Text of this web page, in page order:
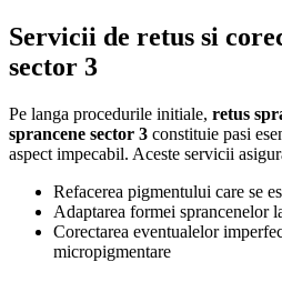
Servicii de retus si
sector 3
Pe langa procedurile initiale, retus
sprancene sector 3 constituie pasi
aspect impecabil. Aceste servicii
Refacerea pigmentului care se
Adaptarea formei sprancenelor
Corectarea eventualelor
micropigmentare